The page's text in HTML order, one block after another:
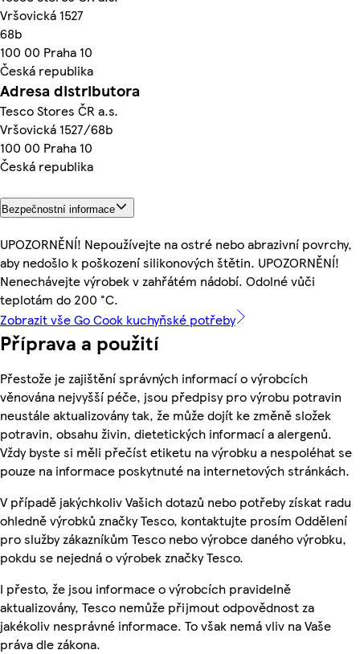
Vršovická 1527
68b
100 00 Praha 10
Česká republika
Adresa distributora
Tesco Stores ČR a.s.
Vršovická 1527/68b
100 00 Praha 10
Česká republika
Bezpečnostní informace
UPOZORNĚNÍ! Nepoužívejte na ostré nebo abrazivní povrchy,
aby nedošlo k poškození silikonových štětin. UPOZORNĚNÍ!
Nenechávejte výrobek v zahřátém nádobí. Odolné vůči
teplotám do 200 °C.
Zobrazit vše Go Cook kuchyňské potřeby
Příprava a použití
Přestože je zajištění správných informací o výrobcích
věnována nejvyšší péče, jsou předpisy pro výrobu potravin
neustále aktualizovány tak, že může dojít ke změně složek
potravin, obsahu živin, dietetických informací a alergenů.
Vždy byste si měli přečíst etiketu na výrobku a nespoléhat se
pouze na informace poskytnuté na internetových stránkách.
V případě jakýchkoliv Vašich dotazů nebo potřeby získat radu
ohledně výrobků značky Tesco, kontaktujte prosím Oddělení
pro služby zákazníkům Tesco nebo výrobce daného výrobku,
pokdu se nejedná o výrobek značky Tesco.
I přesto, že jsou informace o výrobcích pravidelně
aktualizovány, Tesco nemůže přijmout odpovědnost za
jakékoliv nesprávné informace. To však nemá vliv na Vaše
práva dle zákona.